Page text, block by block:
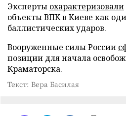
Эксперты охарактеризовали
объекты ВПК в Киеве как
баллистических ударов.
Вооруженные силы России
позиции для начала
Краматорска.
Текст: Вера Басилая